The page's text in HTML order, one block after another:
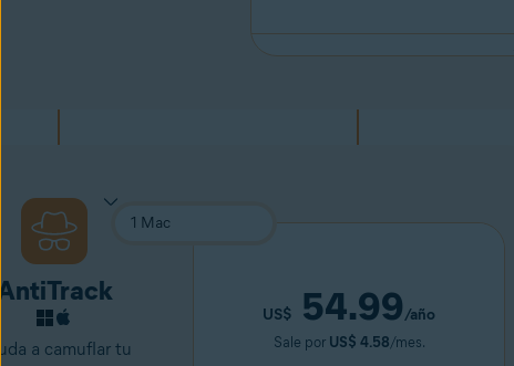
a camuflar tu
US$ 54.99/año
Sale por US$ 4.58/mes.